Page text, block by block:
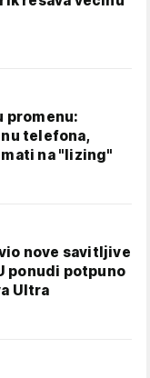
promenu:
telefona,
na "lizing"
nove savitljive
ponudi potpuno
Ultra